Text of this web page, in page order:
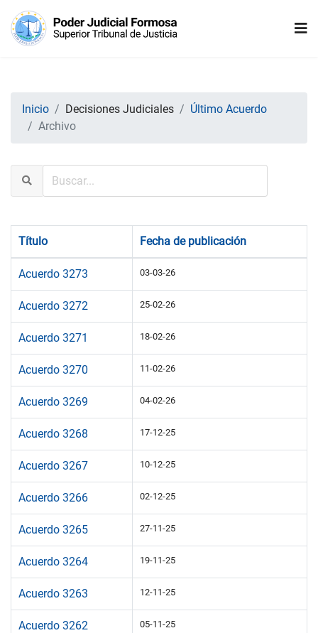
Inicio Decisiones Judiciales
Último Acuerdo
Archivo
Título Fecha de publicación
Acuerdo 3273 03-03-26
Acuerdo 3272 25-02-26
Acuerdo 3271 18-02-26
Acuerdo 3270 11-02-26
Acuerdo 3269 04-02-26
Acuerdo 3268 17-12-25
Acuerdo 3267 10-12-25
Acuerdo 3266 02-12-25
Acuerdo 3265 27-11-25
Acuerdo 3264 19-11-25
Acuerdo 3263 12-11-25
Acuerdo 3262 05-11-25